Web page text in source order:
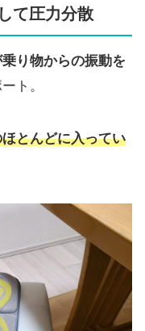
て圧力分散
り物からの振動を
ト。
とんどに入ってい